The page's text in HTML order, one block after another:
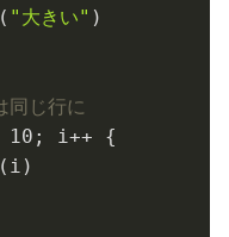
"大きい" )
じ行に
10 ; i++ {